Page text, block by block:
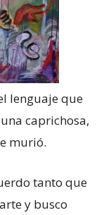
lenguaje que
caprichosa,
murió.
tanto que
y busco